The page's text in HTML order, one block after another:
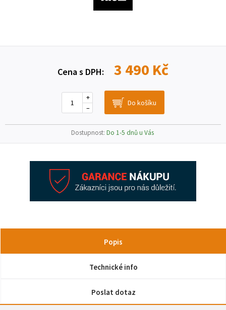
Cena s DPH: 3 490 Kč
–
+
Dostupnost: Do 1-5 dnů u Vás
Popis
Technické info
Poslat dotaz